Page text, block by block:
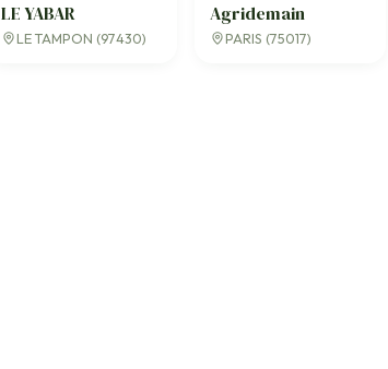
LE YABAR
LE TAMPON (97430)
Agridemain
PARIS (75017)